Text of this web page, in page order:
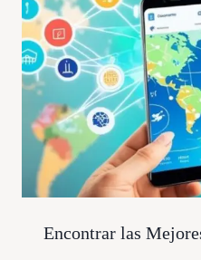
Encontrar las